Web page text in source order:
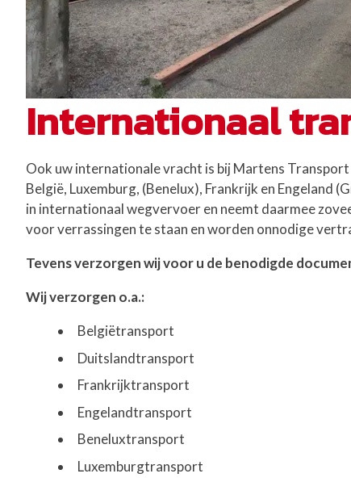
Internationaal
Ook uw internationale vracht is bij Martens Transport
België, Luxemburg, (Benelux), Frankrijk en Engeland
in internationaal wegvervoer en neemt daarmee
voor verrassingen te staan en worden onnodige
Tevens verzorgen wij voor u de benodigde
Wij verzorgen o.a.:
Belgiëtransport
Duitslandtransport
Frankrijktransport
Engelandtransport
Beneluxtransport
Luxemburgtransport